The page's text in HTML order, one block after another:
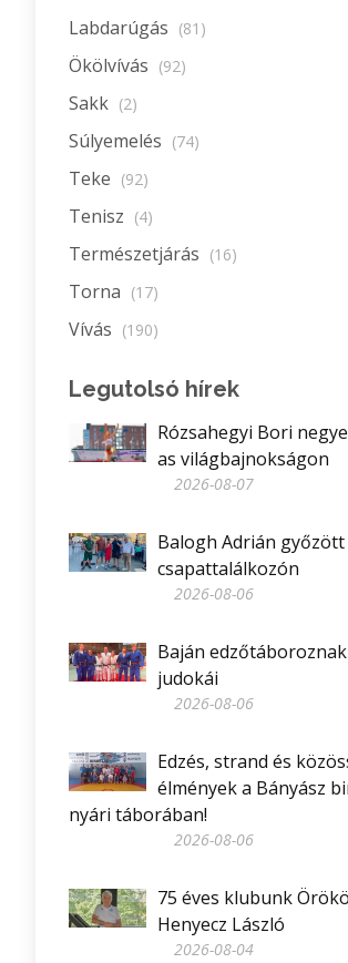
Labdarúgás (81)
Ökölvívás (92)
Sakk (2)
Súlyemelés (74)
Teke (92)
Tenisz (4)
Természetjárás (16)
Torna (17)
Vívás (190)
Legutolsó hírek
Rózsahegyi Bori
as világbajnokságon
2026-08-07
Balogh Adrián
csapattalálkozón
2026-08-06
Baján
judokái
2026-08-06
Edzés, strand és
élmények a Bányász
nyári táborában!
2026-08-06
75 éves klubunk
Henyecz László
2026-08-04